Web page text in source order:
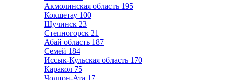
Акмолинская область 195
Кокшетау 100
Щучинск 23
Степногорск 21
Абай область 187
Семей 184
Иссык-Кульская область 170
Каракол 75
Чолпон-Ата 17